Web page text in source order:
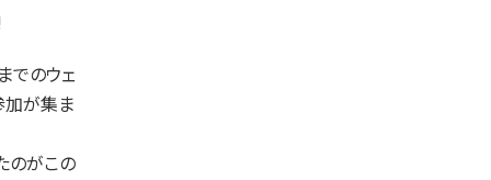
でのウェ
加が集ま
のがこの